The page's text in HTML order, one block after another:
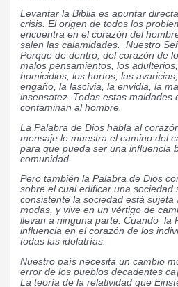
Levantar la Biblia es apuntar
crisis. El origen de todos los
encuentra en el corazón del
salen las calamidades. Nuestro
Porque de dentro, del corazón de
malos pensamientos, los
homicidios, los hurtos, las
engaño, la lascivia, la envidia, la
insensatez. Todas estas maldades
contaminan al hombre.
La Palabra de Dios habla al
mensaje le muestra el camino del
para que pueda ser una influencia
comunidad.
Pero también la Palabra de Dios
sobre el cual edificar una sociedad
consistente la sociedad está sujeta
modas, y vive en un vértigo de
llevan a ninguna parte. Cuando la
influencia en el corazón de los
todas las idolatrías.
Nuestro país necesita un cambio
error de los pueblos decadentes
La teoría de la relatividad que